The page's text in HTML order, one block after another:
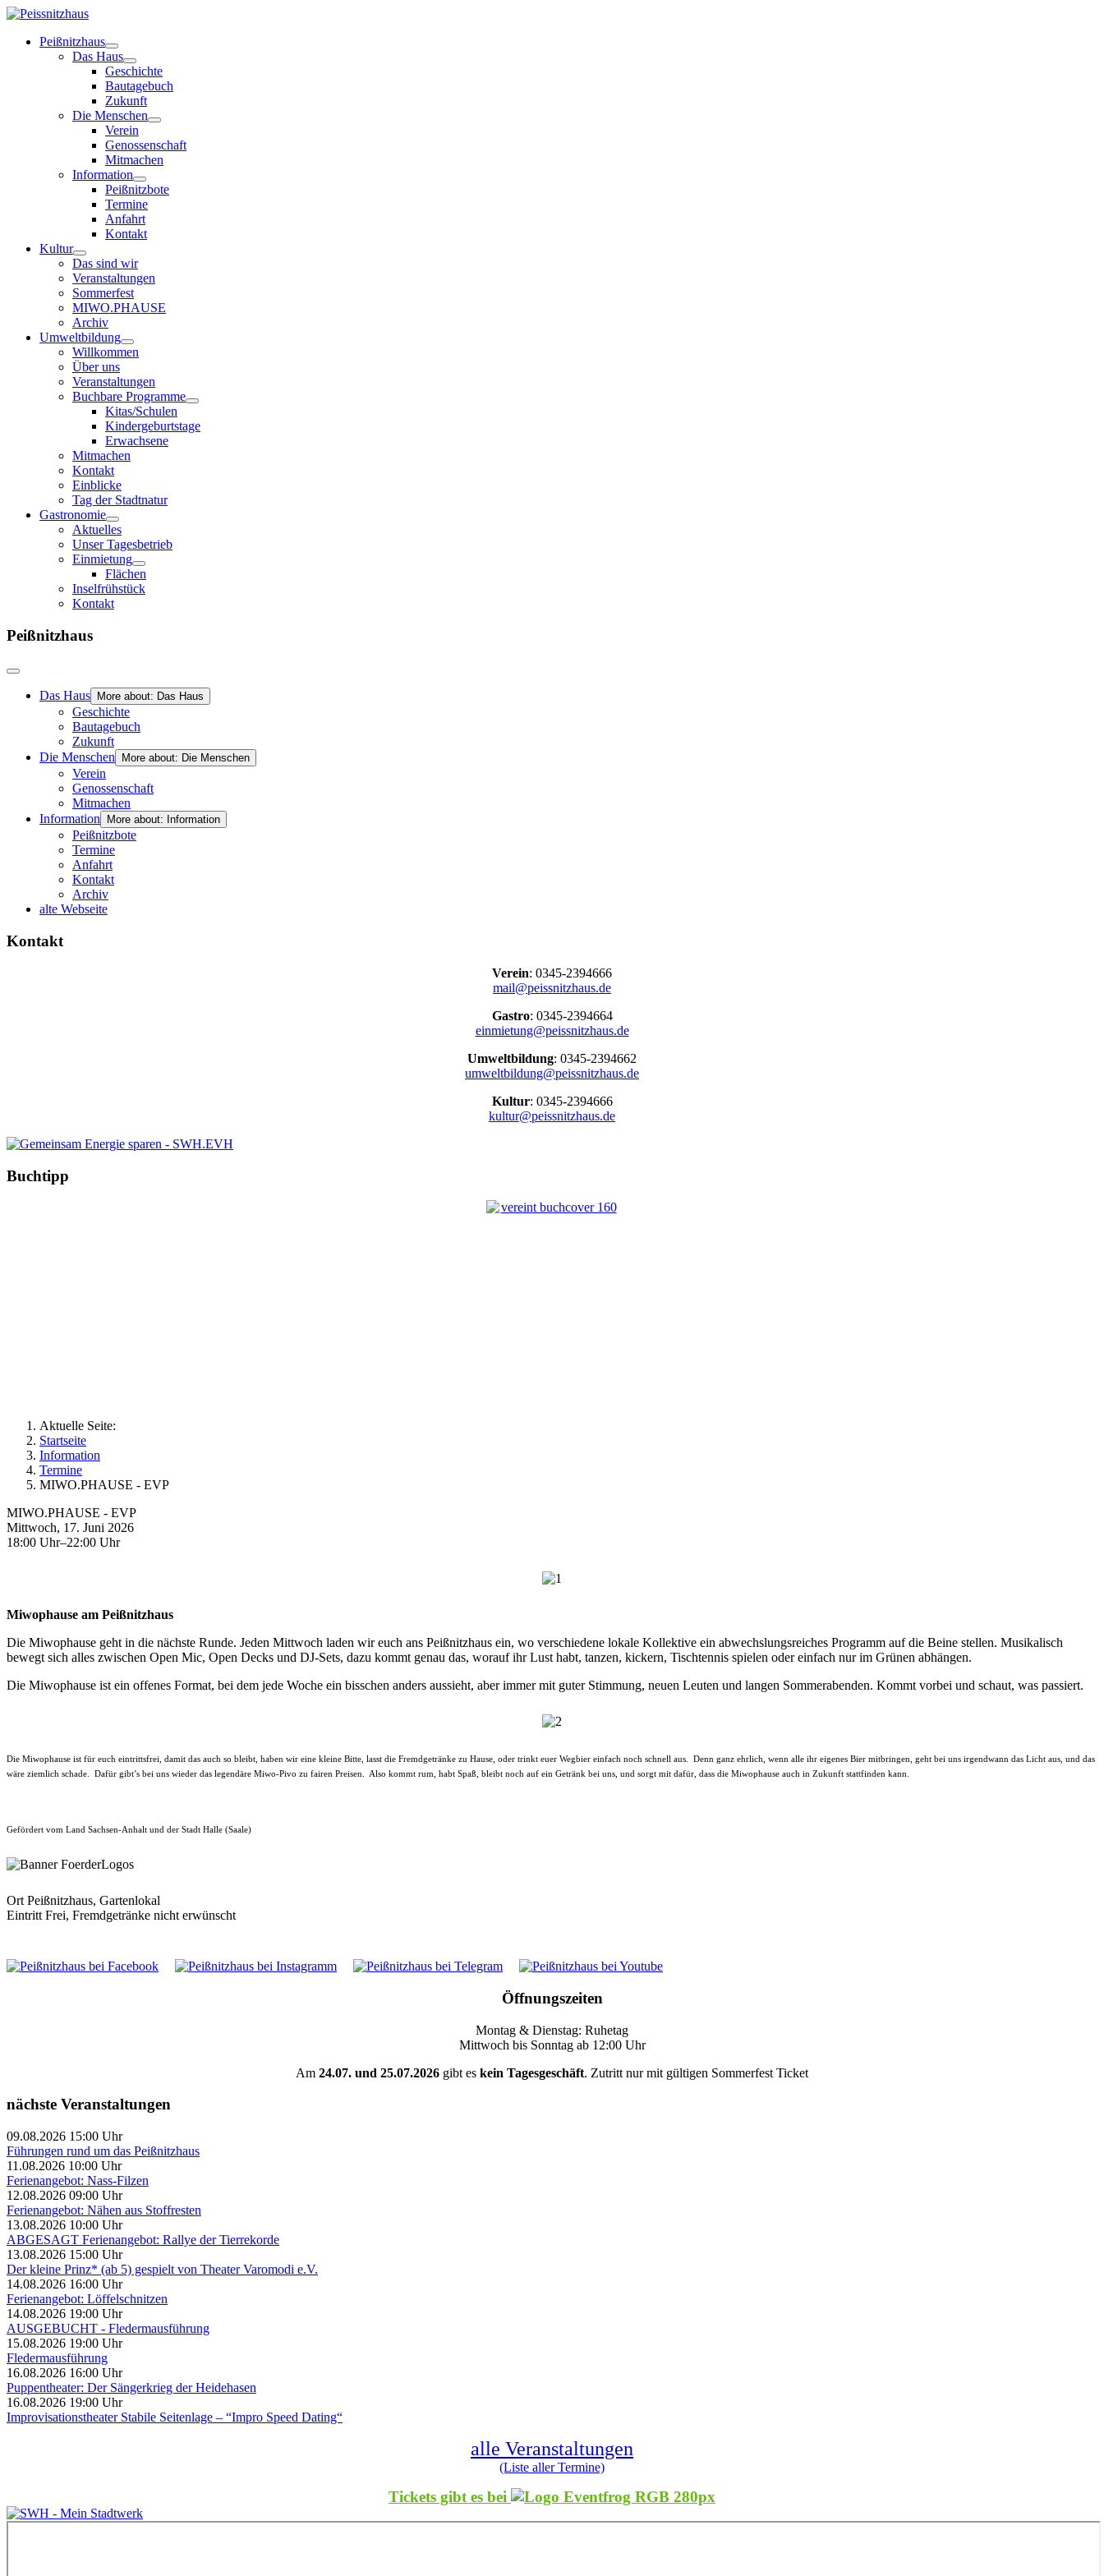
Peißnitzhaus
Das Haus
Geschichte
Bautagebuch
Zukunft
Die Menschen
Verein
Genossenschaft
Mitmachen
Information
Peißnitzbote
Termine
Anfahrt
Kontakt
Kultur
Das sind wir
Veranstaltungen
Sommerfest
MIWO.PHAUSE
Archiv
Umweltbildung
Willkommen
Über uns
Veranstaltungen
Buchbare Programme
Kitas/Schulen
Kindergeburtstage
Erwachsene
Mitmachen
Kontakt
Einblicke
Tag der Stadtnatur
Gastronomie
Aktuelles
Unser Tagesbetrieb
Einmietung
Flächen
Inselfrühstück
Kontakt
Peißnitzhaus
Das Haus More about: Das Haus
Geschichte
Bautagebuch
Zukunft
Die Menschen
More about: Die Menschen
Verein
Genossenschaft
Mitmachen
Information
More about: Information
Peißnitzbote
Termine
Anfahrt
Kontakt
Archiv
alte Webseite
Kontakt
Verein: 0345-2394666
mail@peissnitzhaus.de
Gastro: 0345-2394664
einmietung@peissnitzhaus.de
Umweltbildung: 0345-2394662
umweltbildung@peissnitzhaus.de
Kultur: 0345-2394666
kultur@peissnitzhaus.de
Buchtipp
Aktuelle Seite:
Startseite
Information
Termine
MIWO.PHAUSE - EVP
MIWO.PHAUSE - EVP
Mittwoch, 17. Juni 2026
18:00 Uhr–22:00 Uhr
Miwophause am Peißnitzhaus
Die Miwophause geht in die nächste Runde. Jeden Mittwoch laden wir euch ans Peißnitzhaus ein, wo verschiedene lokale Kollektive ein abwechslungsreiches Programm auf die Beine stellen. Musikalisch
bewegt sich alles zwischen Open Mic, Open Decks und DJ-Sets, dazu kommt genau das, worauf ihr Lust habt, tanzen, kickern, Tischtennis spielen oder einfach nur im Grünen abhängen.
Die Miwophause ist ein offenes Format, bei dem jede Woche ein bisschen anders aussieht, aber immer mit guter Stimmung, neuen Leuten und langen Sommerabenden. Kommt vorbei und schaut, was passiert.
Die Miwophause ist für euch eintrittsfrei, damit das auch so bleibt, haben wir eine kleine Bitte, lasst die Fremdgetränke zu Hause, oder trinkt euer Wegbier einfach noch schnell aus. Denn ganz ehrlich, wenn alle ihr eigenes Bier mitbringen, geht bei uns irgendwann das Licht aus, und das
wäre ziemlich schade. Dafür gibt’s bei uns wieder das legendäre Miwo-Pivo zu fairen Preisen. Also kommt rum, habt Spaß, bleibt noch auf ein Getränk bei uns, und sorgt mit dafür, dass die Miwophause auch in Zukunft stattfinden kann.
Gefördert vom Land Sachsen-Anhalt und der Stadt Halle (Saale)
Ort Peißnitzhaus, Gartenlokal
Eintritt Frei, Fremdgetränke nicht erwünscht
Öffnungszeiten
Montag & Dienstag: Ruhetag
Mittwoch bis Sonntag ab 12:00 Uhr
Am 24.07. und 25.07.2026 gibt es kein Tagesgeschäft. Zutritt nur mit gültigen Sommerfest Ticket
nächste Veranstaltungen
09.08.2026 15:00 Uhr
Führungen rund um das Peißnitzhaus
11.08.2026 10:00 Uhr
Ferienangebot: Nass-Filzen
12.08.2026 09:00 Uhr
Ferienangebot: Nähen aus Stoffresten
13.08.2026 10:00 Uhr
ABGESAGT Ferienangebot: Rallye der Tierrekorde
13.08.2026 15:00 Uhr
Der kleine Prinz* (ab 5) gespielt von Theater Varomodi e.V.
14.08.2026 16:00 Uhr
Ferienangebot: Löffelschnitzen
14.08.2026 19:00 Uhr
AUSGEBUCHT - Fledermausführung
15.08.2026 19:00 Uhr
Fledermausführung
16.08.2026 16:00 Uhr
Puppentheater: Der Sängerkrieg der Heidehasen
16.08.2026 19:00 Uhr
Improvisationstheater Stabile Seitenlage – “Impro Speed Dating“
alle Veranstaltungen
(Liste aller Termine)
Tickets gibt es bei